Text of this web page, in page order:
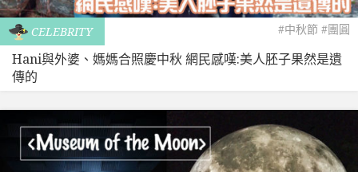
CELEBRITY #中秋節 #團圓
Hani與外婆、媽媽合照慶中秋 網民感嘆:美人胚子果然是遺
傳的